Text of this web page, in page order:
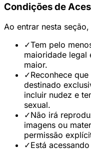
Condições de
Ao entrar nesta
✓Tem pelo
maioridade legal
maior.
✓Reconhece
destinado
incluir nudez e
sexual.
✓Não irá
imagens ou
permissão
✓Está